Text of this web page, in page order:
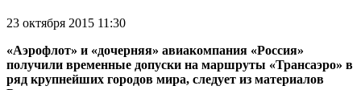
23 октября 2015 11:30
«Аэрофлот» и «дочерняя» авиакомпания «Россия»
получили временные допуски на маршруты «Трансаэро» в
ряд крупнейших городов мира, следует из материалов